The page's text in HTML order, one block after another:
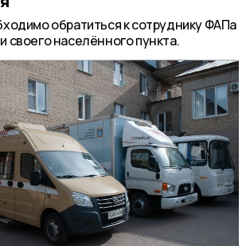
обратиться к сотруднику ФАПа
своего населённого пункта.